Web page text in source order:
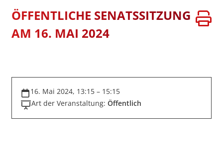
ÖFFENTLICHE SENATSSITZUNG
AM 16. MAI 2024
16. Mai 2024, 13:15 – 15:15
Art der Veranstaltung: Öffentlich